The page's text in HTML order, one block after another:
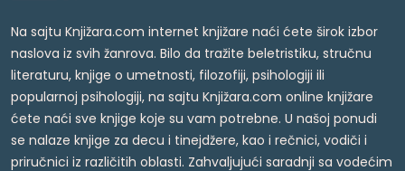
Na sajtu Knjižara.com internet knjižare naći ćete širok izbor
naslova iz svih žanrova. Bilo da tražite beletristiku, stručnu
literaturu, knjige o umetnosti, filozofiji, psihologiji ili
popularnoj psihologiji, na sajtu Knjižara.com online knjižare
ćete naći sve knjige koje su vam potrebne. U našoj ponudi
se nalaze knjige za decu i tinejdžere, kao i rečnici, vodiči i
priručnici iz različitih oblasti. Zahvaljujući saradnji sa vodećim